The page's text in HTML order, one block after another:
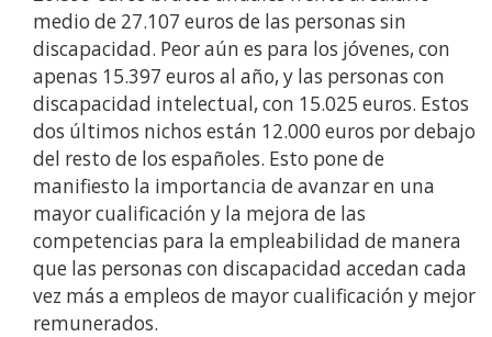
medio de 27.107 euros de las personas sin
discapacidad. Peor aún es para los jóvenes, con
apenas 15.397 euros al año, y las personas con
discapacidad intelectual, con 15.025 euros. Estos
dos últimos nichos están 12.000 euros por debajo
del resto de los españoles. Esto pone de
manifiesto la importancia de avanzar en una
mayor cualificación y la mejora de las
competencias para la empleabilidad de manera
que las personas con discapacidad accedan cada
vez más a empleos de mayor cualificación y mejor
remunerados.